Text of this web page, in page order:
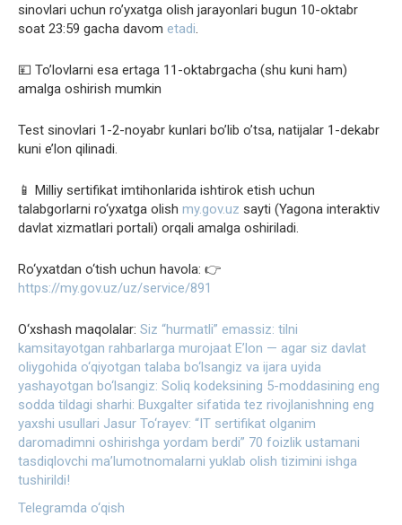
sinovlari uchun ro’yxatga olish jarayonlari bugun 10-oktabr
soat 23:59 gacha davom etadi.
💴 To’lovlarni esa ertaga 11-oktabrgacha (shu kuni ham)
amalga oshirish mumkin
Test sinovlari 1-2-noyabr kunlari bo’lib o’tsa, natijalar 1-dekabr
kuni e’lon qilinadi.
📱 Milliy sertifikat imtihonlarida ishtirok etish uchun
talabgorlarni ro‘yxatga olish my.gov.uz sayti (Yagona interaktiv
davlat xizmatlari portali) orqali amalga oshiriladi.
Ro‘yxatdan o‘tish uchun havola: 👉
https://my.gov.uz/uz/service/891
O‘xshash maqolalar: Siz “hurmatli” emassiz: tilni
kamsitayotgan rahbarlarga murojaat E’lon — agar siz davlat
oliygohida o‘qiyotgan talaba bo‘lsangiz va ijara uyida
yashayotgan bo‘lsangiz: Soliq kodeksining 5-moddasining eng
sodda tildagi sharhi: Buxgalter sifatida tez rivojlanishning eng
yaxshi usullari Jasur To‘rayev: “IT sertifikat olganim
daromadimni oshirishga yordam berdi” 70 foizlik ustamani
tasdiqlovchi maʼlumotnomalarni yuklab olish tizimini ishga
tushirildi!
Telegramda o‘qish